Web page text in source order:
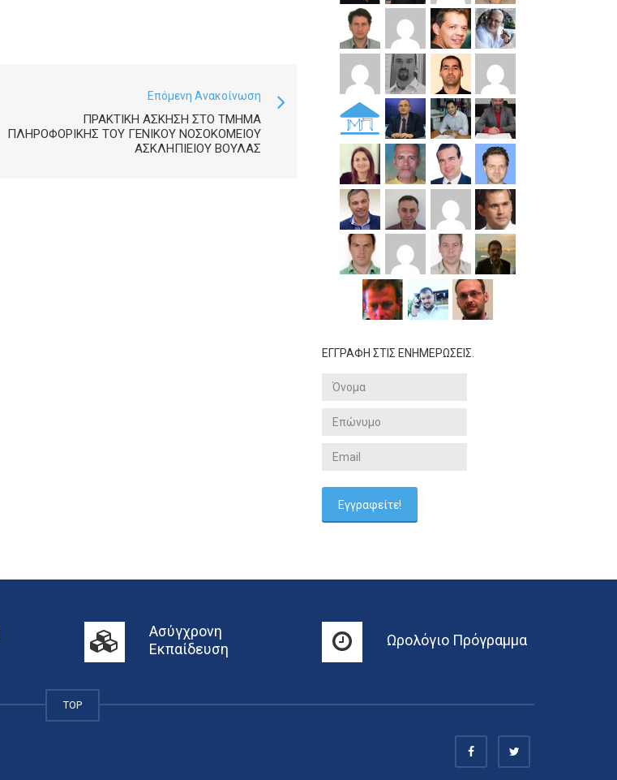
Επόμενη Ανακοίνωση
ΠΡΑΚΤΙΚΗ ΑΣΚΗΣΗ ΣΤΟ ΤΜΗΜΑ
ΠΛΗΡΟΦΟΡΙΚΗΣ ΤΟΥ ΓΕΝΙΚΟΥ ΝΟΣΟΚΟΜΕΙΟΥ
ΑΣΚΛΗΠΙΕΙΟΥ ΒΟΥΛΑΣ
ΕΓΓΡΑΦΗ ΣΤΙΣ ΕΝΗΜΕΡΩΣΕΙΣ.
Ασύγχρονη
Εκπαίδευση
Ωρολόγιο Πρόγραμμα
TOP